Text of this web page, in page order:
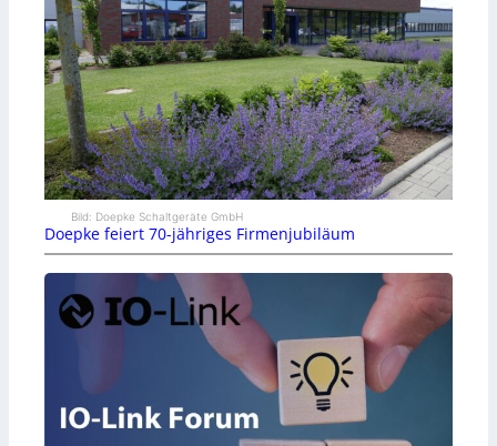
Bild: Doepke Schaltgeräte GmbH
Doepke feiert 70-jähriges Firmenjubiläum